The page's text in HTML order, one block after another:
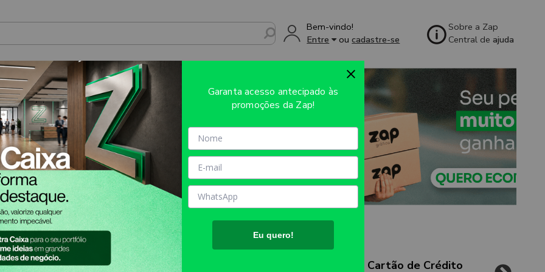
Bem-vindo!
Entre
oucadastre-se
Sobre a Zap
Central deajuda
Atendimento Cartão de Crédito
Garanta acesso antecipado às
promoções da Zap!
Eu quero!